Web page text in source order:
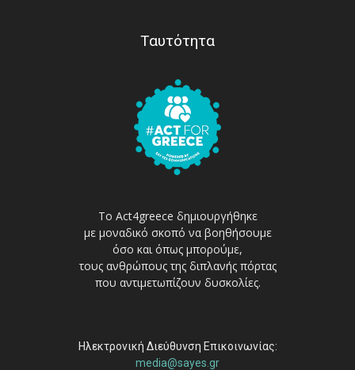
Ταυτότητα
Το Act4greece δημιουργήθηκε
με μοναδικό σκοπό να βοηθήσουμε
όσο και όπως μπορούμε,
τους ανθρώπους της διπλανής πόρτας
που αντιμετωπίζουν δυσκολίες.
Ηλεκτρονική Διεύθυνση Επικοινωνίας:
media@sayes.gr